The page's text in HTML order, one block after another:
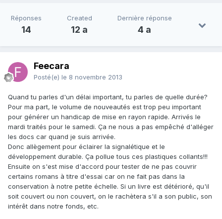
Réponses
14
Created
12 a
Dernière réponse
4 a
Feecara
Posté(e) le 8 novembre 2013
Quand tu parles d'un délai important, tu parles de quelle durée?
Pour ma part, le volume de nouveautés est trop peu important
pour générer un handicap de mise en rayon rapide. Arrivés le
mardi traités pour le samedi. Ça ne nous a pas empêché d'alléger
les docs car quand je suis arrivée.
Donc allègement pour éclairer la signalétique et le
développement durable. Ça pollue tous ces plastiques collants!!!
Ensuite on s'est mise d'accord pour tester de ne pas couvrir
certains romans à titre d'essai car on ne fait pas dans la
conservation à notre petite échelle. Si un livre est détérioré, qu'il
soit couvert ou non couvert, on le rachètera s'il a son public, son
intérêt dans notre fonds, etc.